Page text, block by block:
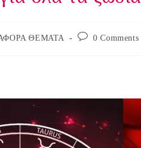
ΘΕΜΑΤΑ
Post 0 Comments